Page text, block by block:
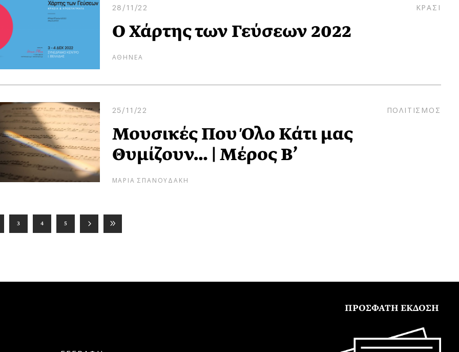
28/11/22 ΚΡΑΣΙ
Ο Χάρτης των Γεύσεων 2022
ΑΘΗΝΕΑ
25/11/22 ΠΟΛΙΤΙΣΜΟΣ
Μουσικές Που Όλο Κάτι μας
Θυμίζουν… | Μέρος Β’
ΜΑΡΙΑ ΣΠΑΝΟΥΔΑΚΗ
3 4 5
ΠΡΟΣΦΑΤΗ ΕΚΔΟΣΗ